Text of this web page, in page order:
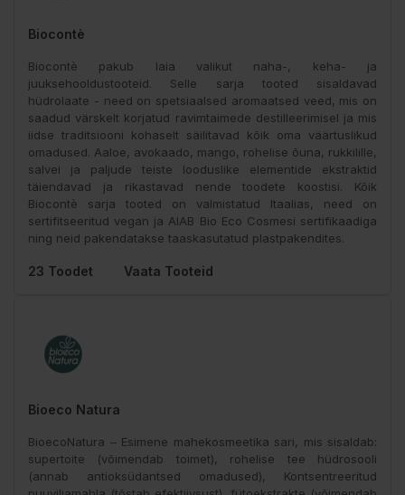
Biocontè
Biocontè pakub laia valikut naha-, keha- ja
juuksehooldustooteid. Selle sarja tooted sisaldavad
hüdrolaate - need on spetsiaalsed aromaatsed veed, mis on
saadud värskelt korjatud ravimtaimede destilleerimisel ja mis
iidse traditsiooni kohaselt säilitavad kõik oma väärtuslikud
omadused. Aaloe, avokaado, mango, rohelise õuna, rukkilille,
salvei ja paljude teiste looduslike elementide ekstraktid
täiendavad ja rikastavad nende toodete koostisi. Kõik
Biocontè sarja tooted on valmistatud Itaalias, need on
sertifitseeritud vegan ja AIAB Bio Eco Cosmesi sertifikaadiga
ning neid pakendatakse taaskasutatud plastpakendites.
23 Toodet Vaata Tooteid
Bioeco Natura
BioecoNatura – Esimene mahekosmeetika sari, mis sisaldab:
supertoite (võimendab toimet), rohelise tee hüdrosooli
(annab antioksüdantsed omadused), Kontsentreeritud